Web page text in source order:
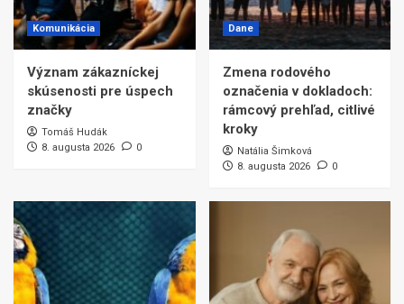
Komunikácia
Význam zákazníckej
skúsenosti pre úspech
značky
Tomáš Hudák
8. augusta 2026
0
Dane
Zmena rodového
označenia v dokladoch:
rámcový prehľad, citlivé
kroky
Natália Šimková
8. augusta 2026
0